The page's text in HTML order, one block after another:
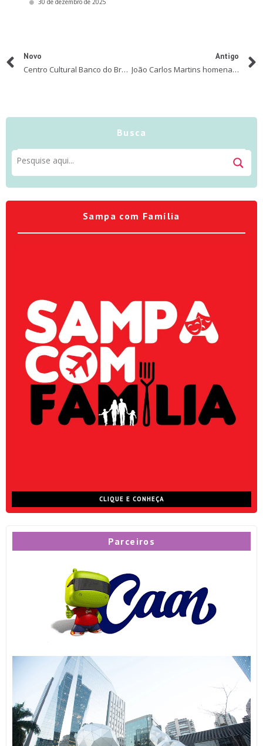
30 de dezembro de 2025
Novo
Centro Cultural Banco do Brasil apresenta programação especial gratuita para o Dia das Crianças
Antigo
João Carlos Martins homenageia as crianças no concerto “Era uma Vez”
Busca
Sampa com Família
CLIQUE E CONHEÇA
Parceiros